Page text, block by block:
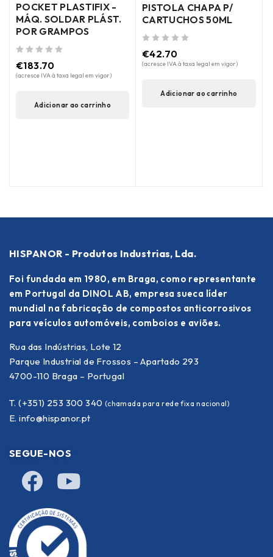
POCKET PLASTIFIX -
MÁQ. SOLDAR PLÁST.
POR GRAMPOS
€183.70
(acresce IVA à taxa legal em vigor)
Adicionar ao carrinho
PISTOLA CHAPA P/
CARTUCHOS 50ML
€42.70
(acresce IVA à taxa legal em vigor)
Adicionar ao carrinho
HISPANOR - Produtos Industrias, Lda.
Foi fundada em 1980, em Braga, como representante
em Portugal da DINOL AB, empresa sueca líder
mundial na fabricação de compostos anticorrosivos
para veículos automóveis, comboios e aviões.
Rua das Indústrias, Lote 12
Parque Industrial de Frossos – Apartado 293
4700-110 Braga – Portugal
T. (+351) 253 300 340 (chamada para rede fixa nacional)
E. info@hispanor.pt
SEGUE-NOS